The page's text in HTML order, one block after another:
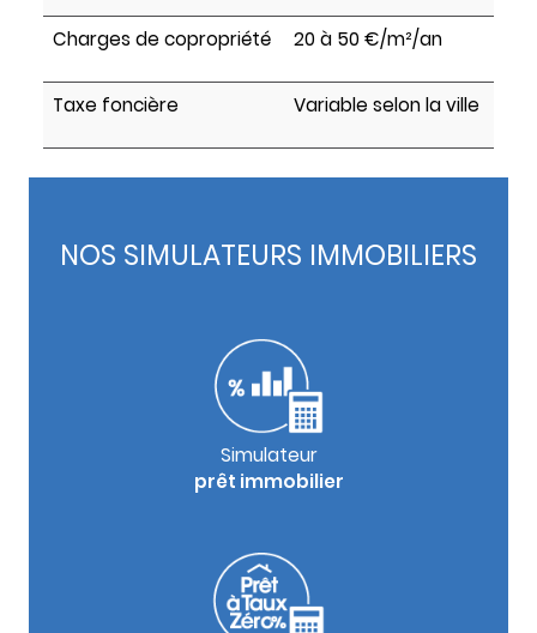
Charges de copropriété 20 à 50 €/m²/an
Taxe foncière Variable selon la ville
NOS SIMULATEURS IMMOBILIERS
Simulateur
prêt immobilier